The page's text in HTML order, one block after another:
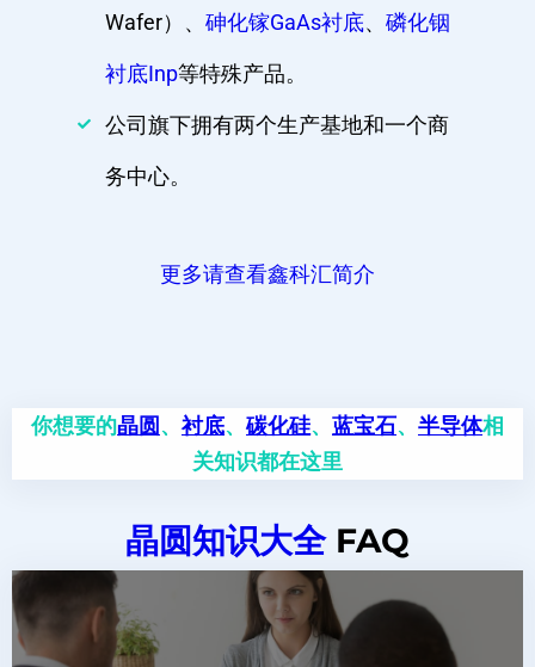
Wafer）、 砷化镓GaAs衬底、 磷化铟
衬底Inp等特殊产品。
公司旗下拥有两个生产基地和一个商
务中心。
更多请查看鑫科汇简介
你想要的晶圆 、衬底、 碳化硅、 蓝宝石、 半导体相
关知识都在这里
晶圆知识大全FAQ